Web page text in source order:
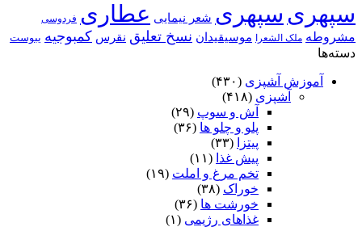
سپهری سپهری شعر نیمایی عطاری فردوسی
مشروطه ملک الشعرا موسیقیدان نسخ تعلیق نقرس کمبوجیه یبوست
دسته‌ها
آموزش آشپزی (۴۳۰)
آشپزی (۴۱۸)
آش و سوپ (۲۹)
پلو و چلو ها (۳۶)
پیتزا
(۳۳)
پیش غذا (۱۱)
تخم مرغ و املت (۱۹)
خوراک (۳۸)
خورشت ها (۳۶)
غذاهای رژیمی (۱)